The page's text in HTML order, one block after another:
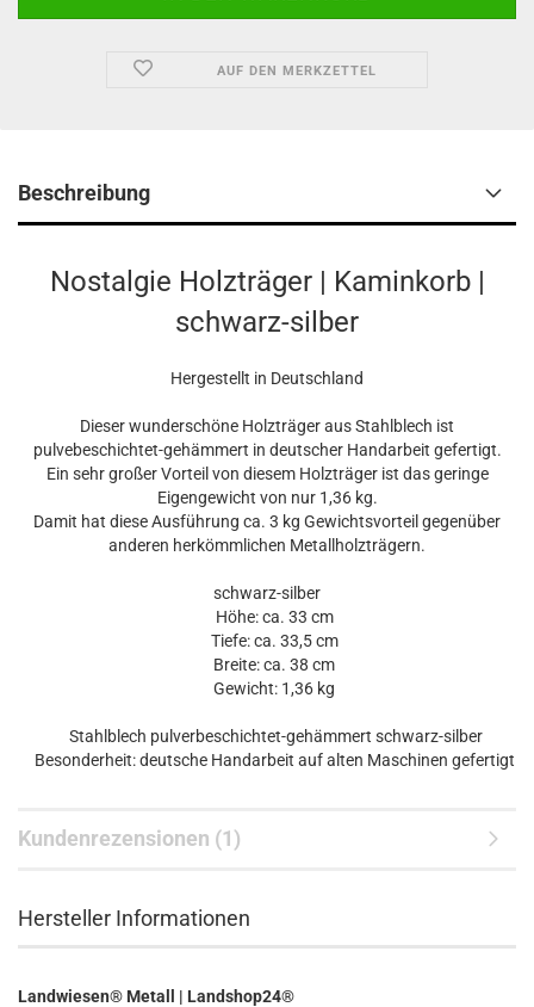
AUF DEN MERKZETTEL
Beschreibung
Nostalgie Holzträger | Kaminkorb |
schwarz-silber
Hergestellt in Deutschland
Dieser wunderschöne Holzträger aus Stahlblech ist
pulvebeschichtet-gehämmert in deutscher Handarbeit gefertigt.
Ein sehr großer Vorteil von diesem Holzträger ist das geringe
Eigengewicht von nur 1,36 kg.
Damit hat diese Ausführung ca. 3 kg Gewichtsvorteil gegenüber
anderen herkömmlichen Metallholzträgern.
schwarz-silber
Höhe: ca. 33 cm
Tiefe: ca. 33,5 cm
Breite: ca. 38 cm
Gewicht: 1,36 kg
Stahlblech pulverbeschichtet-gehämmert schwarz-silber
Besonderheit: deutsche Handarbeit auf alten Maschinen gefertigt
Kundenrezensionen (1)
Hersteller Informationen
Landwiesen® Metall | Landshop24®